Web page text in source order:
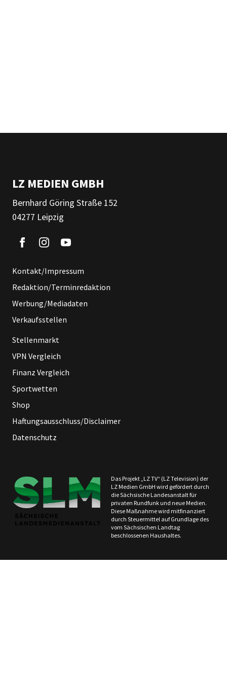
LZ MEDIEN GMBH
Bernhard Göring Straße 152
04277 Leipzig
Kontakt/Impressum
Redaktion/Terminredaktion
Werbung/Mediadaten
Verkaufsstellen
Stellenmarkt
VPN Vergleich
Finanz Vergleich
Sportwetten
Shop
Haftungsausschluss/Disclaimer
Datenschutz
Das Projekt „LZ TV“ (LZ Television) der
LZ Medien GmbH wird gefördert durch
die Sächsische Landesanstalt für
privaten Rundfunk und neue Medien.
Diese Maßnahme wird mitfinanziert
durch Steuermittel auf Grundlage des
vom Sächsischen Landtag
beschlossenen Haushaltes.